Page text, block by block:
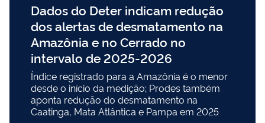
Dados do Deter indicam redução
dos alertas de desmatamento na
Amazônia e no Cerrado no
intervalo de 2025-2026
Índice registrado para a Amazônia é o menor
desde o início da medição; Prodes também
aponta redução do desmatamento na
Caatinga, Mata Atlântica e Pampa em 2025